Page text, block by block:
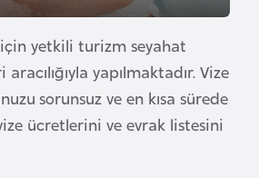
yetkili turizm seyahat
yapılmaktadır. Vize
sorunsuz ve en kısa sürede
ücretlerini ve evrak listesini